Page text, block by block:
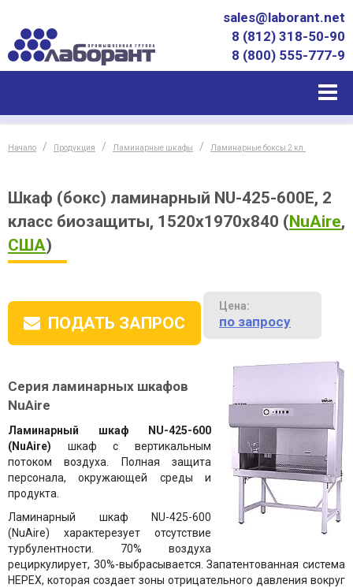
sales@laborant.net
8 (812) 318-50-90
8 (800) 555-777-9
Начало Продукция Ламинарные шкафы Ламинарные боксы 2 кл.
Шкаф (бокс) ламинарный NU-425-600E, 2
класс биозащиты, 1520х1970х840 (NuAire,
США)
ПОДАТЬ ЗАПРОС
Цена:
по запросу
Серия ламинарных шкафов
NuAire
Ламинарный шкаф NU-425-600
(NuAire) шкаф с вертикальным
потоком воздуха. Полная защита
персонала, окружающей среды и
продукта.
Ламинарный шкаф NU-425-600
(NuAire) характерезует отсутствие
турбулентности. 70% воздуха
рециркулирует, 30%-выбрасывается. Запатентованная система
HEPEX, которая создает зоны отрицательного давления вокруг